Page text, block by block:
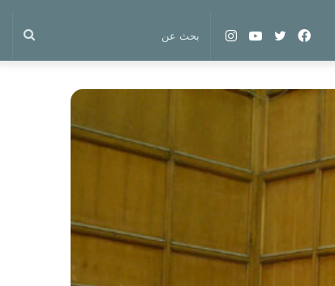
انستقرام يوتيوب تويتر
فيسبوك